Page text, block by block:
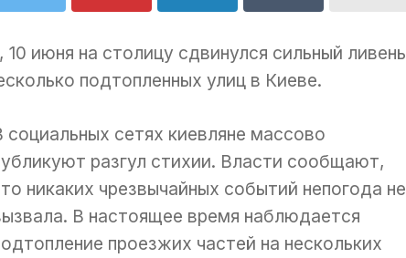
июня на столицу сдвинулся сильный ливень
подтопленных улиц в Киеве.
социальных сетях киевляне массово
разгул стихии. Власти сообщают,
никаких чрезвычайных событий непогода не
В настоящее время наблюдается
проезжих частей на нескольких